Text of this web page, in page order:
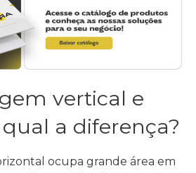
vertical e
a diferença?
ocupa grande área em